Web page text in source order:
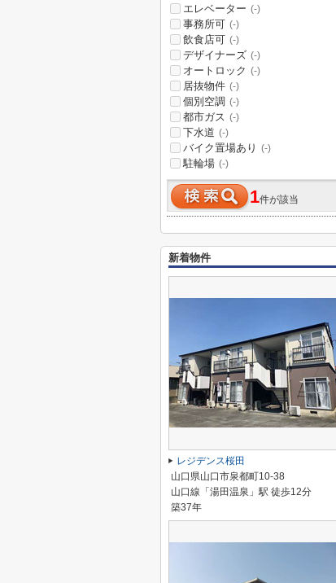
エレベーター (-)
事務所可 (-)
飲食店可 (-)
デザイナーズ (-)
オートロック (-)
居抜物件 (-)
個別空調 (-)
都市ガス (-)
下水道 (-)
バイク置場あり (-)
駐輪場 (-)
1件が該当
新着物件
レジデンス桜田
山口県山口市泉都町10-38
山口線「湯田温泉」駅 徒歩12分
築37年